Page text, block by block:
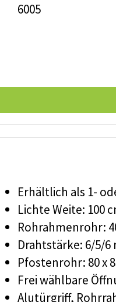
6005
Erhältlich als 1-
Lichte Weite: 100
Rohrahmenrohr:
Drahtstärke: 6/5/6
Pfostenrohr: 80 x
Frei wählbare
Alutürgriff,